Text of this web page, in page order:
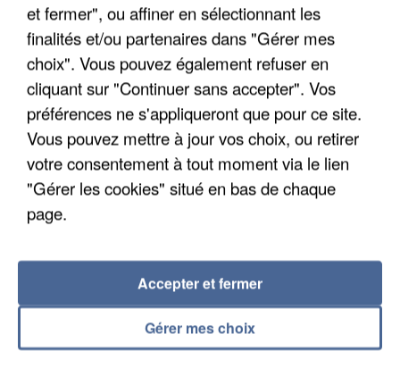
INCENDIES : L’ÎLE-DE-FRANCE LANCE UN ÉLAN
DE SOLIDARITÉ AVEC LES...
APRÈS TOUTES CES CANICULES, LES REFUGES
et fermer", ou affiner en sélectionnant les
finalités et/ou partenaires dans "Gérer mes
choix". Vous pouvez également refuser en
cliquant sur "Continuer sans accepter". Vos
préférences ne s'appliqueront que pour ce site.
Vous pouvez mettre à jour vos choix, ou retirer
votre consentement à tout moment via le lien
"Gérer les cookies" situé en bas de chaque
page.
Gérer mes choix
Accepter et fermer